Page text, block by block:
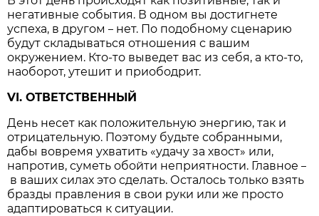
негативные события. В одном вы достигнете
успеха, в другом– нет. По подобному сценарию
будут складываться отношения с вашим
окружением. Кто-то выведет вас из себя, а кто-то,
наоборот, утешит и приободрит.
VI. ОТВЕТСТВЕННЫЙ
День несет как положительную энергию, так и
отрицательную. Поэтому будьте собранными,
дабы вовремя ухватить «удачу за хвост» или,
напротив, суметь обойти неприятности. Главное–
в ваших силах это сделать. Осталось только взять
бразды правления в свои руки или же просто
адаптироваться к ситуации.